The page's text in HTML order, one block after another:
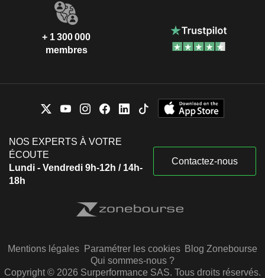
+ 1 300 000
membres
NOS EXPERTS À VOTRE
ÉCOUTE
Lundi - Vendredi 9h-12h / 14h-
18h
Contactez-nous
Mentions légales Paramétrer les cookies Blog Zonebourse
Qui sommes-nous ?
Copyright © 2026 Surperformance SAS. Tous droits réservés.